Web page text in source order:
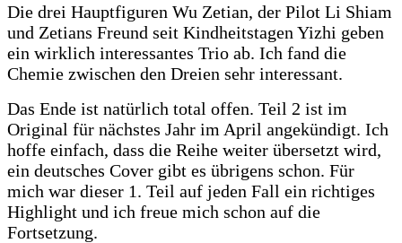
Die drei Hauptfiguren Wu Zetian, der Pilot Li Shiam
und Zetians Freund seit Kindheitstagen Yizhi geben
ein wirklich interessantes Trio ab. Ich fand die
Chemie zwischen den Dreien sehr interessant.
Das Ende ist natürlich total offen. Teil 2 ist im
Original für nächstes Jahr im April angekündigt. Ich
hoffe einfach, dass die Reihe weiter übersetzt wird,
ein deutsches Cover gibt es übrigens schon. Für
mich war dieser 1. Teil auf jeden Fall ein richtiges
Highlight und ich freue mich schon auf die
Fortsetzung.